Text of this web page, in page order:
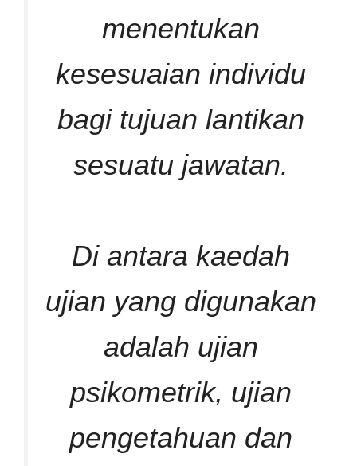
menentukan
kesesuaian individu
bagi tujuan lantikan
sesuatu jawatan.
Di antara kaedah
ujian yang digunakan
adalah ujian
psikometrik, ujian
pengetahuan dan